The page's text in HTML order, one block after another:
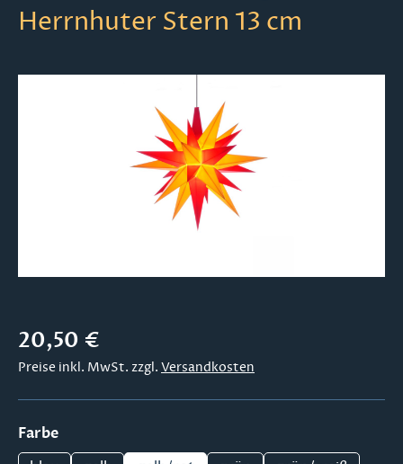
Herrnhuter Stern 13 cm
Regulärer Preis:
20,50 €
Preise inkl. MwSt. zzgl. Versandkosten
Farbeauswählen